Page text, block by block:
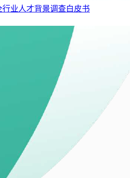
行业人才背景调查白皮书